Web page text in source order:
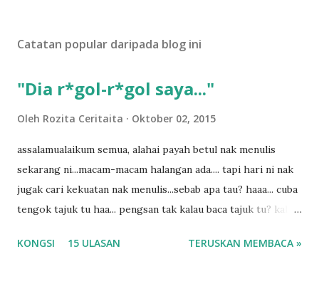
lCatatan popular daripada blog ini
"Dia r*gol-r*gol saya..."
Oleh Rozita Ceritaita Oktober 02, 2015
assalamualaikum semua, alahai payah betul nak menulis
sekarang ni...macam-macam halangan ada.... tapi hari ni nak
jugak cari kekuatan nak menulis...sebab apa tau? haaa... cuba
tengok tajuk tu haa... pengsan tak kalau baca tajuk tu? kalau
tau? yang sebut tu anak aku....diulangi ANAK AKU ....adoiiii
KONGSI 15 ULASAN TERUSKAN MEMBACA »